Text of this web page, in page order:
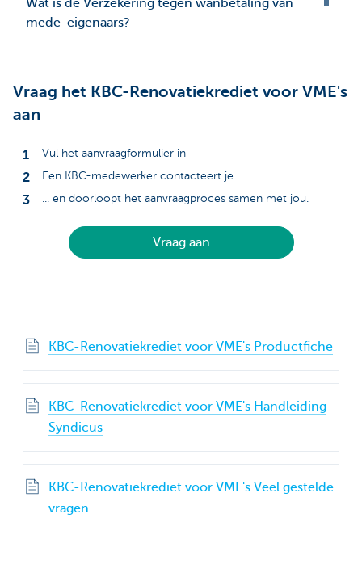
mede-eigenaars?
Vraag het KBC-Renovatiekrediet voor VME's
aan
Vul het aanvraagformulier in
Een KBC-medewerker contacteert je...
... en doorloopt het aanvraagproces samen met jou.
Vraag aan
KBC-Renovatiekrediet voor VME's Productfiche
KBC-Renovatiekrediet voor VME's Handleiding
Syndicus
KBC-Renovatiekrediet voor VME's Veel gestelde
vragen